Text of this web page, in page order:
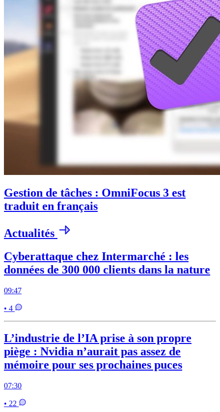
Gestion de tâches : OmniFocus 3 est
traduit en français
Actualités
Cyberattaque chez Intermarché : les
données de 300 000 clients dans la nature
09:47
• 4
L’industrie de l’IA prise à son propre
piège : Nvidia n’aurait pas assez de
mémoire pour ses prochaines puces
07:30
• 22